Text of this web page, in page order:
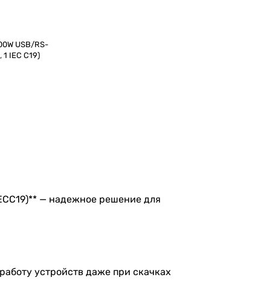
USB/RS-
IEC C19)
— надежное решение для
устройств даже при скачках